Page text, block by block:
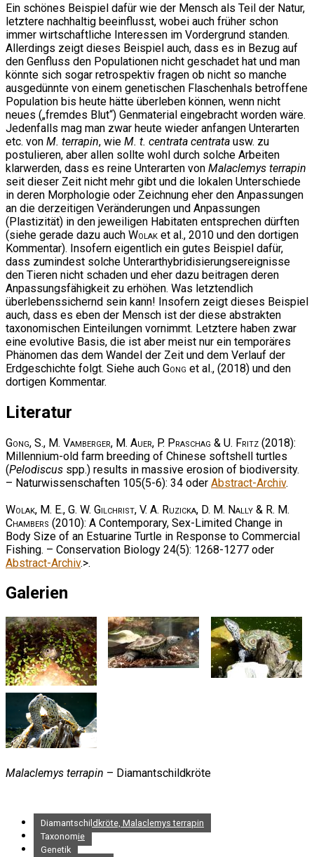
Ein schönes Beispiel dafür wie der Mensch als Teil der Natur,
letztere nachhaltig beeinflusst, wobei auch früher schon
immer wirtschaftliche Interessen im Vordergrund standen.
Allerdings zeigt dieses Beispiel auch, dass es in Bezug auf
den Genfluss den Populationen nicht geschadet hat und man
könnte sich sogar retrospektiv fragen ob nicht so manche
ausgedünnte von einem genetischen Flaschenhals betroffene
Population bis heute hätte überleben können, wenn nicht
neues („fremdes Blut“) Genmaterial eingebracht worden wäre.
Jedenfalls mag man zwar heute wieder anfangen Unterarten
etc. von M. terrapin, wie M. t. centrata centrata usw. zu
postulieren, aber allen sollte wohl durch solche Arbeiten
klarwerden, dass es reine Unterarten von Malaclemys terrapin
seit dieser Zeit nicht mehr gibt und die lokalen Unterschiede
in deren Morphologie oder Zeichnung eher den Anpassungen
an die derzeitigen Veränderungen und Anpassungen
(Plastizität) in den jeweiligen Habitaten entsprechen dürften
(siehe gerade dazu auch Wolak et al., 2010 und den dortigen
Kommentar). Insofern eigentlich ein gutes Beispiel dafür,
dass zumindest solche Unterarthybridisierungsereignisse
den Tieren nicht schaden und eher dazu beitragen deren
Anpassungsfähigkeit zu erhöhen. Was letztendlich
überlebenssichernd sein kann! Insofern zeigt dieses Beispiel
auch, dass es eben der Mensch ist der diese abstrakten
taxonomischen Einteilungen vornimmt. Letztere haben zwar
eine evolutive Basis, die ist aber meist nur ein temporäres
Phänomen das dem Wandel der Zeit und dem Verlauf der
Erdgeschichte folgt. Siehe auch Gong et al., (2018) und den
dortigen Kommentar.
Literatur
Gong, S., M. Vamberger, M. Auer, P. Praschag & U. Fritz (2018):
Millennium-old farm breeding of Chinese softshell turtles
(Pelodiscus spp.) results in massive erosion of biodiversity.
– Naturwissenschaften 105(5-6): 34 oder Abstract-Archiv.
Wolak, M. E., G. W. Gilchrist, V. A. Ruzicka, D. M. Nally & R. M.
Chambers (2010): A Contemporary, Sex-Limited Change in
Body Size of an Estuarine Turtle in Response to Commercial
Fishing. – Conservation Biology 24(5): 1268-1277 oder
Abstract-Archiv.>.
Galerien
Malaclemys terrapin – Diamantschildkröte
Diamantschildkröte, Malaclemys terrapin
Taxonomie
Genetik